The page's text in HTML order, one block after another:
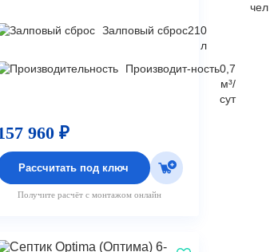
чел
Залповый сброс210
л
Производит-ность0,7
м³/
сут
960 ₽
Рассчитать под ключ
Получите расчёт с монтажом онлайн